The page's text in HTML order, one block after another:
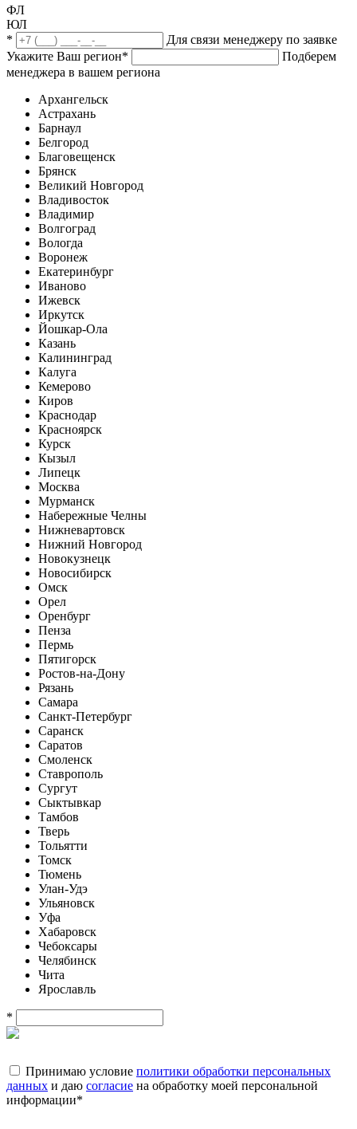
ФЛ
ЮЛ
*
Для связи менеджеру по заявке
Укажите Ваш регион*
Подберем
менеджера в вашем региона
Архангельск
Астрахань
Барнаул
Белгород
Благовещенск
Брянск
Великий Новгород
Владивосток
Владимир
Волгоград
Вологда
Воронеж
Екатеринбург
Иваново
Ижевск
Иркутск
Йошкар-Ола
Казань
Калининград
Калуга
Кемерово
Киров
Краснодар
Красноярск
Курск
Кызыл
Липецк
Москва
Мурманск
Набережные Челны
Нижневартовск
Нижний Новгород
Новокузнецк
Новосибирск
Омск
Орел
Оренбург
Пенза
Пермь
Пятигорск
Ростов-на-Дону
Рязань
Самара
Санкт-Петербург
Саранск
Саратов
Смоленск
Ставрополь
Сургут
Сыктывкар
Тамбов
Тверь
Тольятти
Томск
Тюмень
Улан-Удэ
Ульяновск
Уфа
Хабаровск
Чебоксары
Челябинск
Чита
Ярославль
*
Принимаю условие политики обработки персональных
данных и даю согласие на обработку моей персональной
информации*